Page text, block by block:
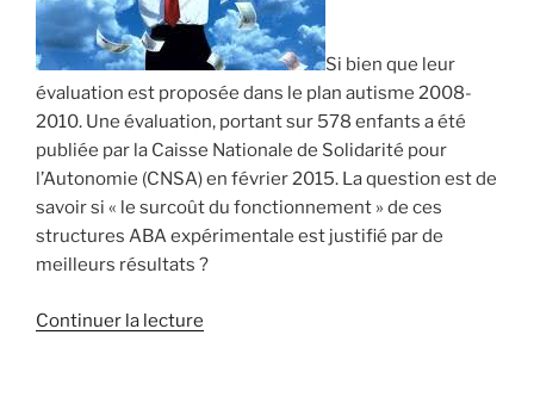
Si bien que leur
évaluation est proposée dans le plan autisme 2008-
2010. Une évaluation, portant sur 578 enfants a été
publiée par la Caisse Nationale de Solidarité pour
l’Autonomie (CNSA) en février 2015. La question est de
savoir si « le surcoût du fonctionnement » de ces
structures ABA expérimentale est justifié par de
meilleurs résultats ?
Continuer la lecture